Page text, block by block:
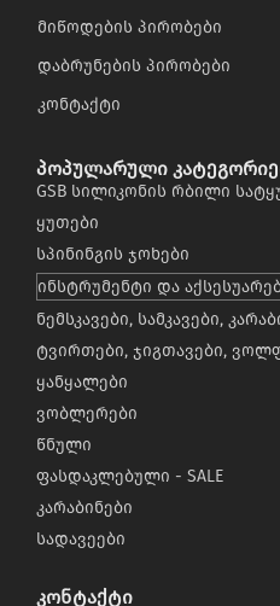
მიწოდების პირობები
დაბრუნების პირობები
კონტაქტი
პოპულარული
GSB სილიკონის რბილი
ყუთები
სპინინგის ჯოხები
ინსტრუმენტი და
ნემსკავები, სამკავები,
ტვირთები, ჯიგთავები,
ყანყალები
ვობლერები
წნული
ფასდაკლებული - SALE
კარაბინები
სადავეები
კონტაქტი